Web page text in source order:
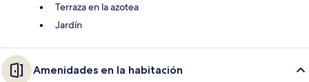
Terraza en la azotea
Jardín
Amenidades en la habitación